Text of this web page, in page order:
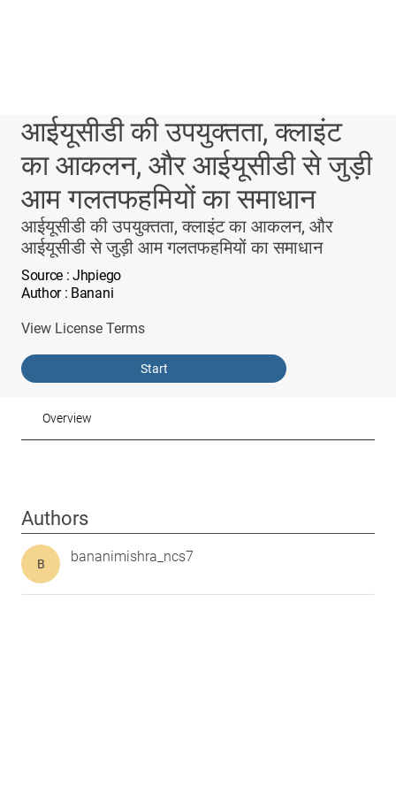
आईयूसीडी की उपयुक्तता, क्लाइंट
का आकलन, और आईयूसीडी से जुड़ी
आम गलतफहमियों का समाधान
आईयूसीडी की उपयुक्तता, क्लाइंट का आकलन, और
आईयूसीडी से जुड़ी आम गलतफहमियों का समाधान
Source : Jhpiego
Author: Banani
View License Terms
Start
Overview
Authors
B bananimishra_ncs7